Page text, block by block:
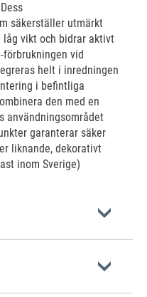
säkerställer utmärkt
vikt och bidrar aktivt
förbrukningen vid
helt i inredningen
i befintliga
den med en
användningsområdet
garanterar säker
liknande, dekorativt
inom Sverige)